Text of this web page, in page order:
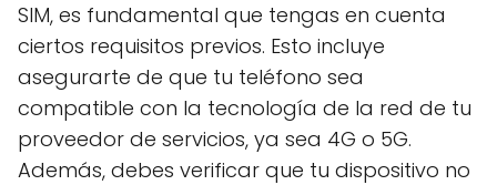
SIM, es fundamental que tengas en cuenta
ciertos requisitos previos. Esto incluye
asegurarte de que tu teléfono sea
compatible con la tecnología de la red de tu
proveedor de servicios, ya sea 4G o 5G.
Además, debes verificar que tu dispositivo no